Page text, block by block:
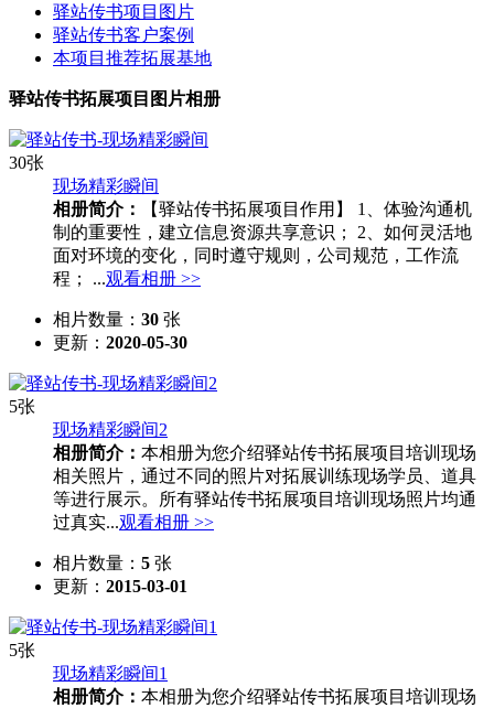
驿站传书项目图片
驿站传书客户案例
本项目推荐拓展基地
驿站传书拓展项目图片相册
30张
现场精彩瞬间
相册简介：
【驿站传书拓展项目作用】 1、体验沟通机
制的重要性，建立信息资源共享意识； 2、如何灵活地
面对环境的变化，同时遵守规则，公司规范，工作流
程； ...观看相册 >>
相片数量： 30 张
更新： 2020-05-30
5张
现场精彩瞬间2
相册简介： 本相册为您介绍驿站传书拓展项目培训现场
相关照片，通过不同的照片对拓展训练现场学员、道具
等进行展示。所有驿站传书拓展项目培训现场照片均通
过真实...观看相册 >>
相片数量： 5 张
更新： 2015-03-01
5张
现场精彩瞬间1
相册简介： 本相册为您介绍驿站传书拓展项目培训现场